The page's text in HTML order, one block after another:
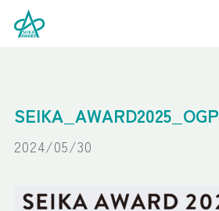
SEIKA_AWARD2025_OGP
2024/05/30